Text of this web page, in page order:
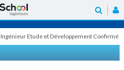
Ingénieur Etude et Développement Confirmé